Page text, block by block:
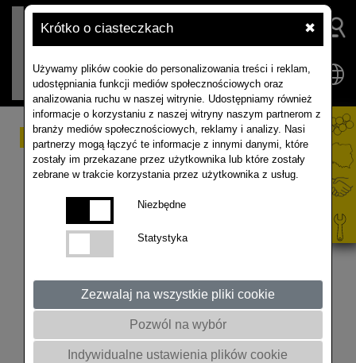
Krótko o ciasteczkach ✖
Używamy plików cookie do personalizowania treści i reklam,
udostępniania funkcji mediów społecznościowych oraz
analizowania ruchu w naszej witrynie. Udostępniamy również
informacje o korzystaniu z naszej witryny naszym partnerom z
branży mediów społecznościowych, reklamy i analizy. Nasi
partnerzy mogą łączyć te informacje z innymi danymi, które
zostały im przekazane przez użytkownika lub które zostały
zebrane w trakcie korzystania przez użytkownika z usług.
Niezbędne
Statystyka
Zezwalaj na wszystkie pliki cookie
Pozwól na wybór
Indywidualne ustawienia plików cookie
RAPOOL XPERIENCE -
kwiecień 2026 w
przyspieszeniu!
RAPOOL XPERIENCE w przyspieszeniu!
📸 Ten film z kamery poklatkowej pokazuje aż 2
tygodnie wzrostu rzepaku w kilka sekund – i robi
naprawdę wrażenie!